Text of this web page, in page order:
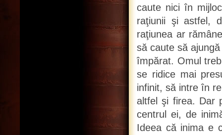
caute nici în
raţiunii şi astfel,
raţiunea ar
să caute să
împărat. Omul
se ridice mai
infinit, să intre în
altfel şi firea. Dar
centrul ei, de
Ideea că inima e